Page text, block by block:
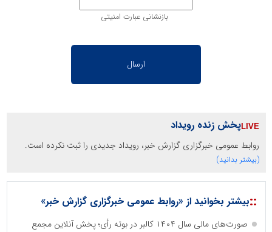
بازنشانی عبارت امنیتی
پخش زنده رویداد
روابط عمومی خبرگزاری گزارش خبر، رویداد جدیدی را ثبت نکرده است.
(بیشتر بدانید)
::بیشتر بخوانید از «روابط عمومی خبرگزاری گزارش خبر»
صورت‌های مالی سال ۱۴۰۴ کالبر در بوته رأی؛ پخش آنلاین مجمع